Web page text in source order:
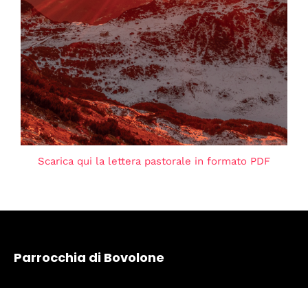
Scarica qui la lettera pastorale in formato PDF
Parrocchia di Bovolone